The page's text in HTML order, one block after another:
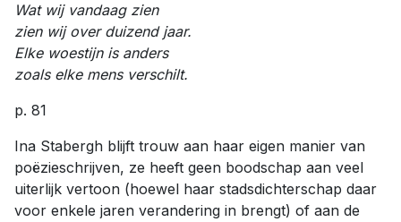
Wat wij vandaag zien
zien wij over duizend jaar.
Elke woestijn is anders
zoals elke mens verschilt.
p. 81
Ina Stabergh blijft trouw aan haar eigen manier van
poëzieschrijven, ze heeft geen boodschap aan veel
uiterlijk vertoon (hoewel haar stadsdichterschap daar
voor enkele jaren verandering in brengt) of aan de